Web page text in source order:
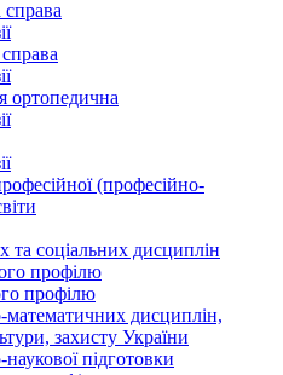
ортопедична
(професійно-
та соціальних дисциплін
профілю
профілю
дисциплін,
захисту України
підготовки